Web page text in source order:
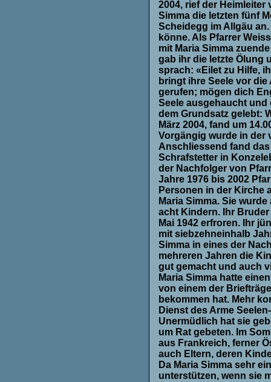
2004, rief der Heimleiter
Simma die letzten fünf
Scheidegg im Allgäu
könne. Als Pfarrer
mit Maria Simma
gab ihr die letzte Ölung
sprach: «Eilet zu Hilfe,
bringt ihre Seele vor
gerufen; mögen dich
Seele ausgehaucht und
dem Grundsatz gelebt:
März 2004, fand um
Vorgängig wurde in der
Anschliessend fand
Schrafstetter in
der Nachfolger von
Jahre 1976 bis 2002
Personen in der Kirche
Maria Simma. Sie
acht Kindern. Ihr
Mai 1942 erfroren. Ihr
mit siebzehneinhalb
Simma in eines der
mehreren Jahren die
gut gemacht und auch
Maria Simma hatte
von einem der
bekommen hat. Mehr
Dienst des Arme
Unermüdlich hat sie
um Rat gebeten. Im
aus Frankreich, ferner
auch Eltern, deren
Da Maria Simma sehr
unterstützen, wenn sie